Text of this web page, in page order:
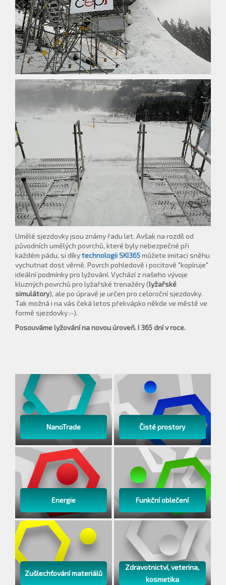
Umělé sjezdovky jsou známy řadu let. Avšak na rozdíl od
původních umělých povrchů, které byly nebezpečné při
každém pádu, si díkytechnologii SKI365můžete imitaci sněhu
vychutnat dost věrně. Povrch pohledově i pocitově "kopíruje"
ideální podmínky pro lyžování. Vychází z našeho vývoje
kluzných povrchů pro lyžařské trenažéry (lyžařské
simulátory), ale po úpravě je určen pro celoroční sjezdovky.
Tak možná i na vás čeká letos překvápko někde ve městě ve
formě sjezdovky :-).
Posouváme lyžování na novou úroveň. I 365 dní v roce.
NanoTrade Čisté prostory
Energie Funkční oblečení
Zušlechťování materiálů
Zdravotnictví, veterina,
kosmetika